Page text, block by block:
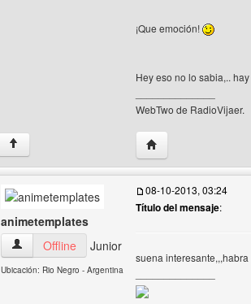
¡Que emoción!
Hey eso no lo sabia,..
WebTwo de RadioVijaer.
↑ Visitar sitio web del
animetemplates
animetemplates Ver perfil del usuario
Offline Junior
Ubicación: Rio Negro - Argentina
08-10-2013, 03:24
Título del mensaje:
suena